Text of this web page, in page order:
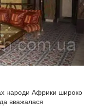
народи Африки широко
вважалася